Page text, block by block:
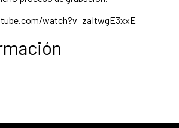
watch?v=zaItwgE3xxE